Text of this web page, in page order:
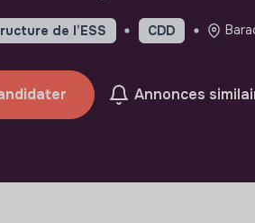
de l’ESS CDD
Annonces